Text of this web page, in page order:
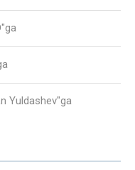
"ga
Yuldashev"ga